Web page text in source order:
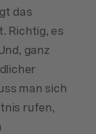
das
Richtig, es
ganz
man sich
rufen,